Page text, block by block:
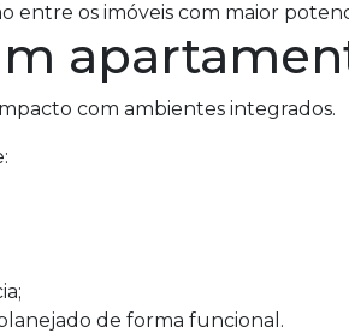
entre os imóveis com maior
com ambientes integrados.
de forma funcional.